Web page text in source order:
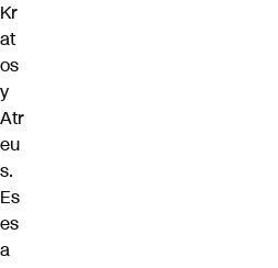
Kr
at
os
y
Atr
eu
s.
Es
es
a